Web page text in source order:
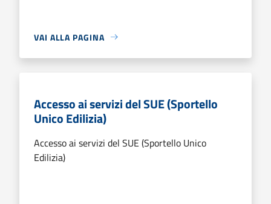
VAI ALLA PAGINA
Accesso ai servizi del SUE (Sportello
Unico Edilizia)
Accesso ai servizi del SUE (Sportello Unico
Edilizia)